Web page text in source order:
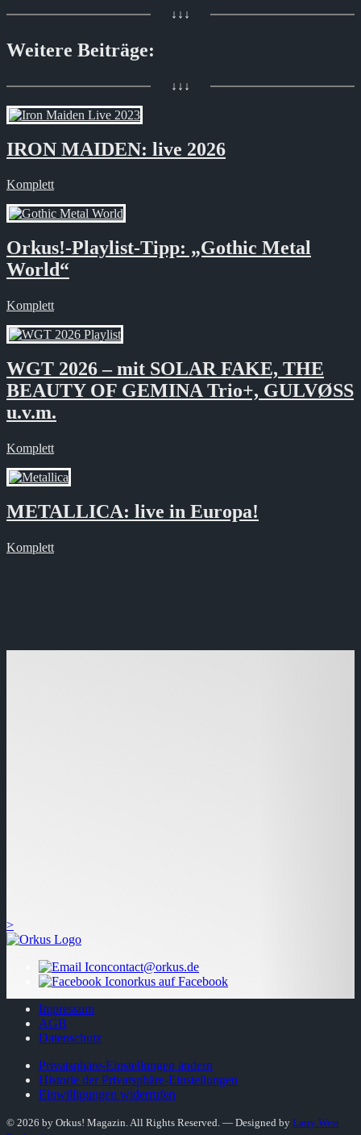
↓↓↓
Weitere Beiträge:
↓↓↓
IRON MAIDEN: live 2026
Komplett
Orkus!-Playlist-Tipp: „Gothic Metal
World“
Komplett
WGT 2026 – mit SOLAR FAKE, THE
BEAUTY OF GEMINA Trio+, GULVØSS
u.v.m.
Komplett
METALLICA: live in Europa!
Komplett
>
contact@orkus.de
orkus auf Facebook
Impressum
AGB
Datenschutz
Privatsphäre-Einstellungen ändern
Historie der Privatsphäre-Einstellungen
Einwilligungen widerrufen
© 2026 by Orkus! Magazin. All Rights Reserved. ― Designed by Larry West